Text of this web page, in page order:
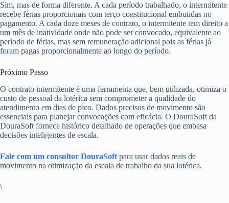
Sim, mas de forma diferente. A cada período trabalhado, o intermitente
recebe férias proporcionais com terço constitucional embutidas no
pagamento. A cada doze meses de contrato, o intermitente tem direito a
um mês de inatividade onde não pode ser convocado, equivalente ao
período de férias, mas sem remuneração adicional pois as férias já
foram pagas proporcionalmente ao longo do período.
Próximo Passo
O contrato intermitente é uma ferramenta que, bem utilizada, otimiza o
custo de pessoal da lotérica sem comprometer a qualidade do
atendimento em dias de pico. Dados precisos de movimento são
essenciais para planejar convocações com eficácia. O DouraSoft da
DouraSoft fornece histórico detalhado de operações que embasa
decisões inteligentes de escala.
Fale com um consultor DouraSoft para usar dados reais de
movimento na otimização da escala de trabalho da sua lotérica.
\